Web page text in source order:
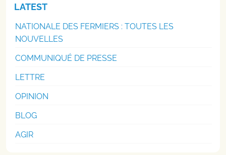
LATEST
NATIONALE DES FERMIERS : TOUTES LES
NOUVELLES
COMMUNIQUÉ DE PRESSE
LETTRE
OPINION
BLOG
AGIR